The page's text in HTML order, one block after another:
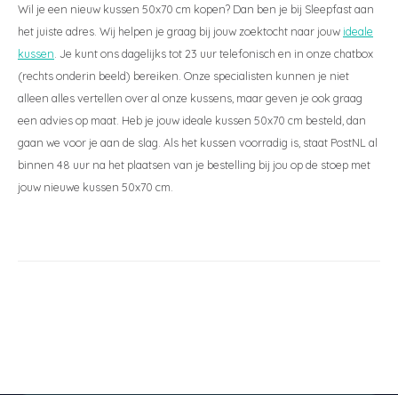
Wil je een nieuw kussen 50x70 cm kopen? Dan ben je bij Sleepfast aan
het juiste adres. Wij helpen je graag bij jouw zoektocht naar jouw ideale
kussen . Je kunt ons dagelijks tot 23 uur telefonisch en in onze chatbox
(rechts onderin beeld) bereiken. Onze specialisten kunnen je niet
alleen alles vertellen over al onze kussens, maar geven je ook graag
een advies op maat. Heb je jouw ideale kussen 50x70 cm besteld, dan
gaan we voor je aan de slag. Als het kussen voorradig is, staat PostNL al
binnen 48 uur na het plaatsen van je bestelling bij jou op de stoep met
jouw nieuwe kussen 50x70 cm.